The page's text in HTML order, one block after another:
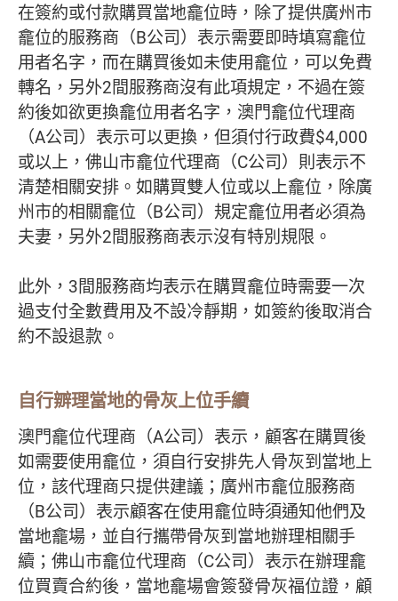
在簽約或付款購買當地龕位時，除了提供廣州市
龕位的服務商（B公司）表示需要即時填寫龕位
用者名字，而在購買後如未使用龕位，可以免費
轉名，另外2間服務商沒有此項規定，不過在簽
約後如欲更換龕位用者名字，澳門龕位代理商
（A公司）表示可以更換，但須付行政費$4,000
或以上，佛山市龕位代理商（C公司）則表示不
清楚相關安排。如購買雙人位或以上龕位，除廣
州市的相關龕位（B公司）規定龕位用者必須為
夫妻，另外2間服務商表示沒有特別規限。
此外，3間服務商均表示在購買龕位時需要一次
過支付全數費用及不設冷靜期，如簽約後取消合
約不設退款。
自行辧理當地的骨灰上位手續
澳門龕位代理商（A公司）表示，顧客在購買後
如需要使用龕位，須自行安排先人骨灰到當地上
位，該代理商只提供建議；廣州市龕位服務商
（B公司）表示顧客在使用龕位時須通知他們及
當地龕場，並自行攜帶骨灰到當地辦理相關手
續；佛山市龕位代理商（C公司）表示在辦理龕
位買賣合約後，當地龕場會簽發骨灰福位證，顧